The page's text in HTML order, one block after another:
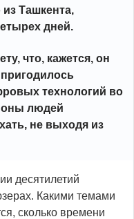
Ташкента,
дней.
что, кажется, он
технологий во
людей
не выходя из
десятилетий
Какими темами
сколько времени